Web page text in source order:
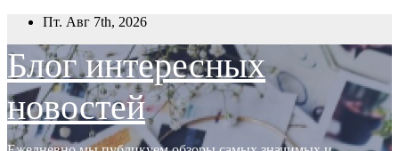
Перейти
содержимому
Пт. Авг 7th, 2026
Блог интересных
новостей